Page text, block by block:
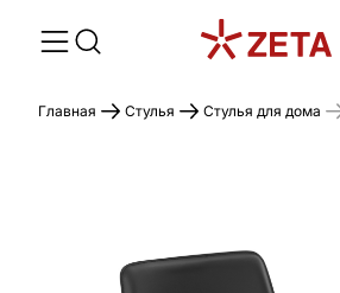
Главная Стулья Стулья для дома